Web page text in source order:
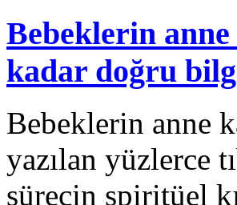
Bebeklerin
kadar doğru
Bebeklerin anne
yazılan yüzlerce
sürecin spiritüel